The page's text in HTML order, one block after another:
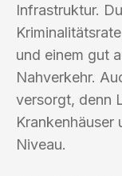
Infrastruktur.
und einem gut
Nahverkehr.
versorgt, denn
Krankenhäuser
Niveau.